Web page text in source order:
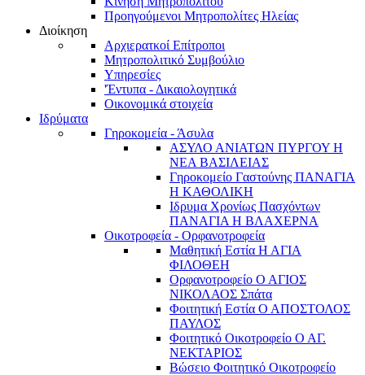
Προηγούμενοι Μητροπολίτες Ηλείας
Διοίκηση
Αρχιερατκοί Επίτροποι
Μητροπολιτικό Συμβούλιο
Υπηρεσίες
'Έντυπα - Δικαιολογητικά
Οικονομικά στοιχεία
Ιδρύματα
Γηροκομεία - Άσυλα
ΑΣΥΛΟ ΑΝΙΑΤΩΝ ΠΥΡΓΟΥ Η
ΝΕΑ ΒΑΣΙΛΕΙΑΣ
Γηροκομείο Γαστούνης ΠΑΝΑΓΙΑ
Η ΚΑΘΟΛΙΚΗ
Ιδρυμα Χρονίως Πασχόντων
ΠΑΝΑΓΙΑ Η ΒΛΑΧΕΡΝΑ
Οικοτροφεία - Ορφανοτροφεία
Μαθητική Εστία Η ΑΓΙΑ
ΦΙΛΟΘΕΗ
Ορφανοτροφείο Ο ΑΓΙΟΣ
ΝΙΚΟΛΑΟΣ Σπάτα
Φοιτητική Εστία Ο ΑΠΟΣΤΟΛΟΣ
ΠΑΥΛΟΣ
Φοιτητικό Οικοτροφείο Ο ΑΓ.
ΝΕΚΤΑΡΙΟΣ
Βώσειο Φοιτητικό Οικοτροφείο